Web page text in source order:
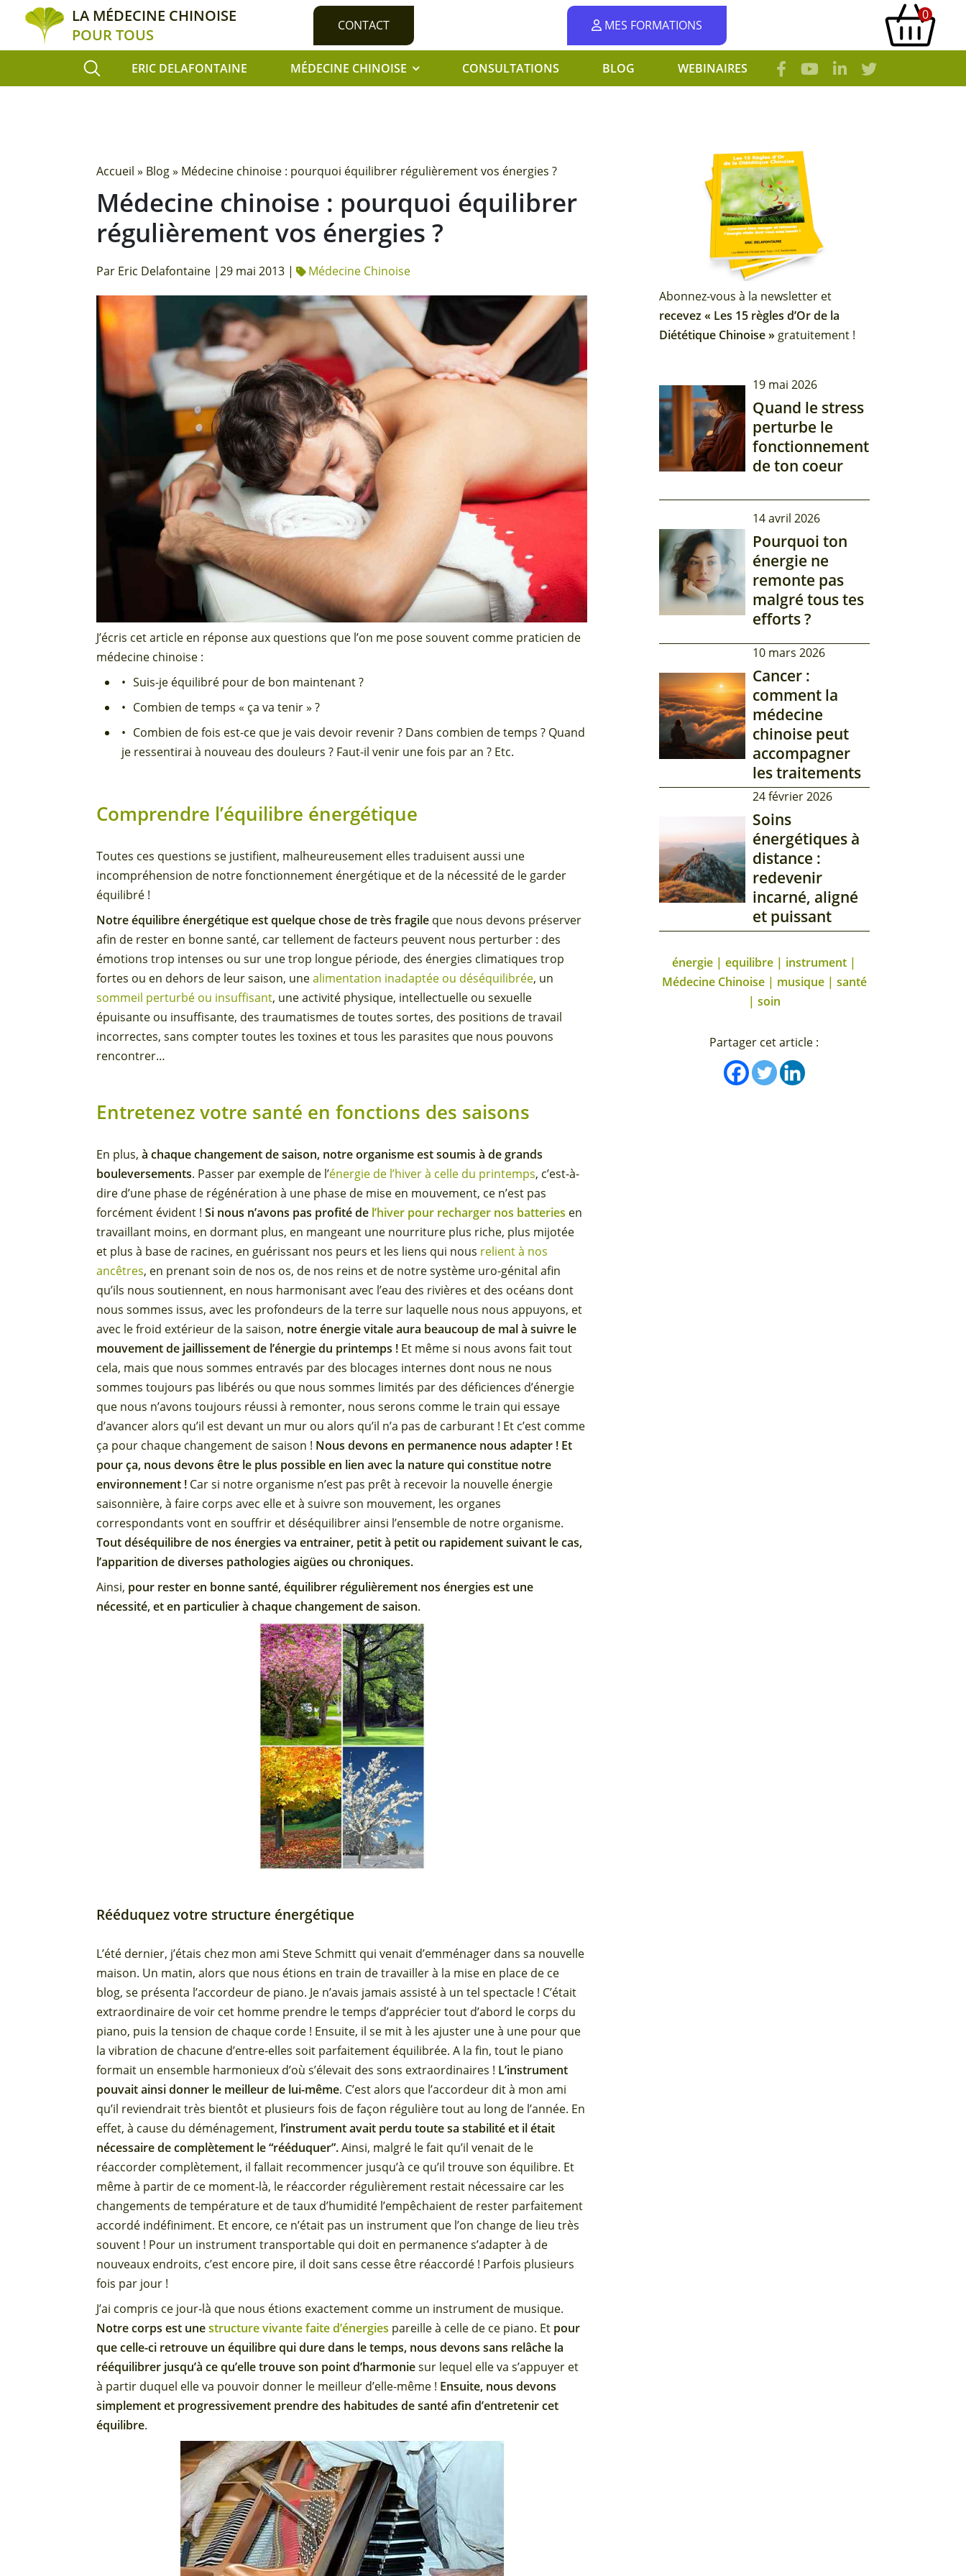
LA MÉDECINE CHINOISE
POUR TOUS
CONTACT MES FORMATIONS
0
ERIC DELAFONTAINE MÉDECINE CHINOISE CONSULTATIONS BLOG WEBINAIRES
Accueil » Blog» Médecine chinoise : pourquoi équilibrer régulièrement vos énergies ?
Médecine chinoise : pourquoi équilibrer
régulièrement vos énergies ?
Par Eric Delafontaine |29 mai 2013 | Médecine Chinoise
J’écris cet article en réponse aux questions que l’on me pose souvent comme praticien de
médecine chinoise :
Suis-je équilibré pour de bon maintenant ?
Combien de temps « ça va tenir » ?
Combien de fois est-ce que je vais devoir revenir ? Dans combien de temps ? Quand
je ressentirai à nouveau des douleurs ? Faut-il venir une fois par an ? Etc.
Comprendre l’équilibre énergétique
Toutes ces questions se justifient, malheureusement elles traduisent aussi une
incompréhension de notre fonctionnement énergétique et de la nécessité de le garder
équilibré !
Notre équilibre énergétique est quelque chose de très fragile que nous devons préserver
afin de rester en bonne santé, car tellement de facteurs peuvent nous perturber : des
émotions trop intenses ou sur une trop longue période, des énergies climatiques trop
fortes ou en dehors de leur saison, unealimentation inadaptée ou déséquilibrée, un
sommeil perturbé ou insuffisant, une activité physique, intellectuelle ou sexuelle
épuisante ou insuffisante, des traumatismes de toutes sortes, des positions de travail
incorrectes, sans compter toutes les toxines et tous les parasites que nous pouvons
rencontrer…
Entretenez votre santé en fonctions des saisons
En plus,à chaque changement de saison, notre organisme est soumis à de grands
bouleversements. Passer par exemple de l’énergie de l’hiver à celle du printemps, c’est-à-
dire d’une phase de régénération à une phase de mise en mouvement, ce n’est pas
forcément évident !Si nous n’avons pas profité de l’hiver pour recharger nos batteries en
travaillant moins, en dormant plus, en mangeant une nourriture plus riche, plus mijotée
et plus à base de racines, en guérissant nos peurs et les liens qui nous relient à nos
ancêtres, en prenant soin de nos os, de nos reins et de notre système uro-génital afin
qu’ils nous soutiennent, en nous harmonisant avec l’eau des rivières et des océans dont
nous sommes issus, avec les profondeurs de la terre sur laquelle nous nous appuyons, et
avec le froid extérieur de la saison, notre énergie vitale aura beaucoup de mal à suivre le
mouvement de jaillissement de l’énergie du printemps ! Et même si nous avons fait tout
cela, mais que nous sommes entravés par des blocages internes dont nous ne nous
sommes toujours pas libérés ou que nous sommes limités par des déficiences d’énergie
que nous n’avons toujours réussi à remonter, nous serons comme le train qui essaye
d’avancer alors qu’il est devant un mur ou alors qu’il n’a pas de carburant ! Et c’est comme
ça pour chaque changement de saison ! Nous devons en permanence nous adapter ! Et
pour ça, nous devons être le plus possible en lien avec la nature qui constitue notre
environnement ! Car si notre organisme n’est pas prêt à recevoir la nouvelle énergie
saisonnière, à faire corps avec elle et à suivre son mouvement, les organes
correspondants vont en souffrir et déséquilibrer ainsi l’ensemble de notre organisme.
Tout déséquilibre de nos énergies va entrainer, petit à petit ou rapidement suivant le cas,
l’apparition de diverses pathologies aigües ou chroniques.
Ainsi, pour rester en bonne santé, équilibrer régulièrement nos énergies est une
nécessité, et en particulier à chaque changement de saison.
Rééduquez votre structure énergétique
L’été dernier, j’étais chez mon ami Steve Schmitt qui venait d’emménager dans sa nouvelle
maison. Un matin, alors que nous étions en train de travailler à la mise en place de ce
blog, se présenta l’accordeur de piano. Je n’avais jamais assisté à un tel spectacle ! C’était
extraordinaire de voir cet homme prendre le temps d’apprécier tout d’abord le corps du
piano, puis la tension de chaque corde ! Ensuite, il se mit à les ajuster une à une pour que
la vibration de chacune d’entre-elles soit parfaitement équilibrée. A la fin, tout le piano
formait un ensemble harmonieux d’où s’élevait des sons extraordinaires ! L’instrument
pouvait ainsi donner le meilleur de lui-même. C’est alors que l’accordeur dit à mon ami
qu’il reviendrait très bientôt et plusieurs fois de façon régulière tout au long de l’année. En
effet, à cause du déménagement, l’instrument avait perdu toute sa stabilité et il était
nécessaire de complètement le “rééduquer”.Ainsi, malgré le fait qu’il venait de le
réaccorder complètement, il fallait recommencer jusqu’à ce qu’il trouve son équilibre. Et
même à partir de ce moment-là, le réaccorder régulièrement restait nécessaire car les
changements de température et de taux d’humidité l’empêchaient de rester parfaitement
accordé indéfiniment. Et encore, ce n’était pas un instrument que l’on change de lieu très
souvent ! Pour un instrument transportable qui doit en permanence s’adapter à de
nouveaux endroits, c’est encore pire, il doit sans cesse être réaccordé ! Parfois plusieurs
fois par jour !
J’ai compris ce jour-là que nous étions exactement comme un instrument de musique.
Notre corps est unestructure vivante faite d’énergies pareille à celle de ce piano. Et pour
que celle-ci retrouve un équilibre qui dure dans le temps, nous devons sans relâche la
rééquilibrer jusqu’à ce qu’elle trouve son point d’harmoniesur lequel elle va s’appuyer et
à partir duquel elle va pouvoir donner le meilleur d’elle-même ! Ensuite, nous devons
simplement et progressivement prendre des habitudes de santé afin d’entretenir cet
équilibre.
Abonnez-vous à la newsletter et
recevez « Les 15 règles d’Or de la
Diététique Chinoise » gratuitement !
19 mai 2026
Quand le stress
perturbe le
fonctionnement
de ton coeur
14 avril 2026
Pourquoi ton
énergie ne
remonte pas
malgré tous tes
efforts ?
10 mars 2026
Cancer :
comment la
médecine
chinoise peut
accompagner
les traitements
24 février 2026
Soins
énergétiques à
distance :
redevenir
incarné, aligné
et puissant
énergie | equilibre | instrument |
Médecine Chinoise | musique | santé
| soin
Partager cet article :